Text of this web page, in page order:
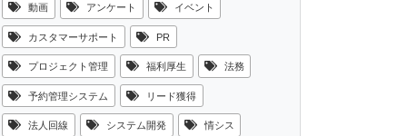
動画 アンケート イベント
カスタマーサポート PR
プロジェクト管理 福利厚生 法務
予約管理システム リード獲得
法人回線 システム開発 情シス